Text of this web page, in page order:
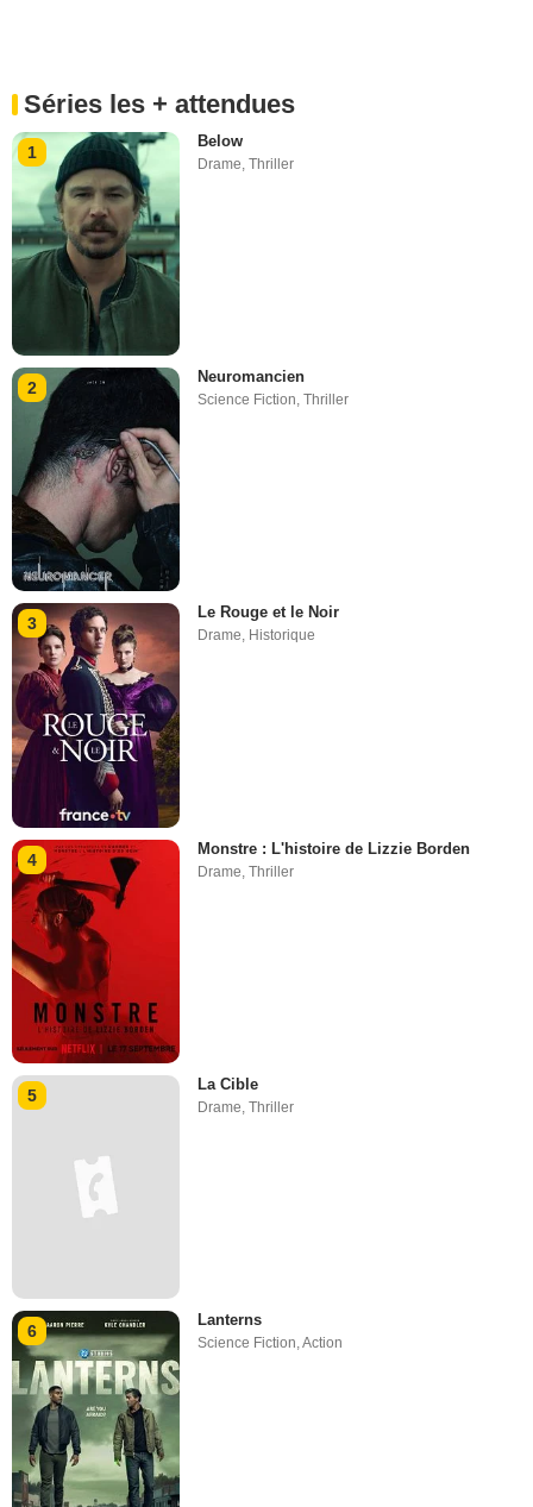
Séries les + attendues
1
Below
Drame ,Thriller
2
Neuromancien
Science Fiction,Thriller
3
Le Rouge et le Noir
Drame, Historique
4
Monstre : L'histoire de Lizzie Borden
Drame ,Thriller
5
La Cible
Drame,Thriller
6
Lanterns
Science Fiction,Action